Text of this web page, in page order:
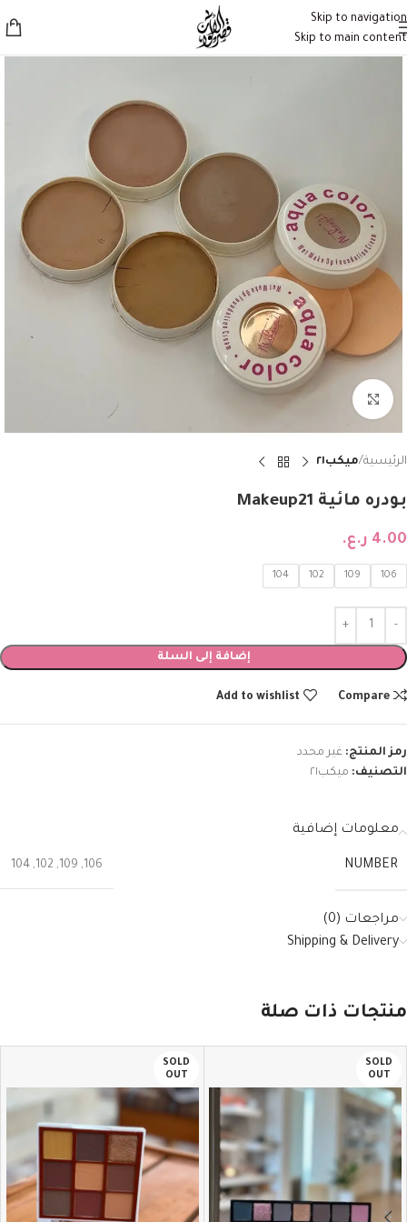
Skip to navigation
Skip to main content
Click to enlarge
الرئيسية ميكب٢١
بودره مائية Makeup21
4.00 ر.ع.
106
109
102
104
إضافة إلى السلة
Compare
Add to wishlist
رمز المنتج: غير محدد
التصنيف: ميكب٢١
معلومات إضافية
NUMBER
106
,
109
,
102
,
104
مراجعات (0)
Shipping & Delivery
منتجات ذات صلة
SOLD
OUT
SOLD
OUT